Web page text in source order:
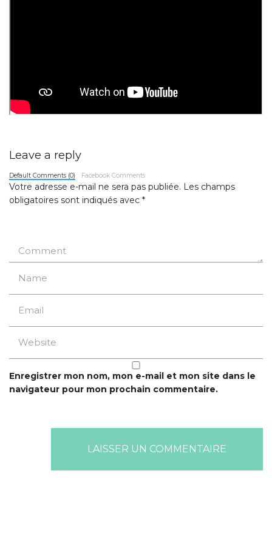
Leave a reply
Default Comments (0) Facebook Comments
Votre adresse e-mail ne sera pas publiée. Les champs
obligatoires sont indiqués avec *
Enregistrer mon nom, mon e-mail et mon site dans le
navigateur pour mon prochain commentaire.